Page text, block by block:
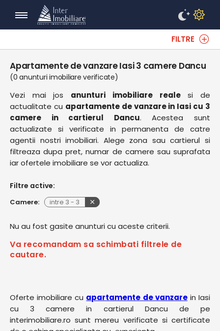
FILTRE
Apartamente de vanzare Iasi 3 camere Dancu
(0 anunturi imobiliare verificate)
Vezi mai jos anunturi imobiliare realesi de
actualitate cu apartamente de vanzare in Iasi cu 3
camere in cartierul Dancu. Acestea sunt
actualizate si verificate in permanenta de catre
agentii nostri imobiliari. Alege zona sau cartierul si
filtreaza dupa pret, numar de camere sau suprafata
iar ofertele imobiliare se vor actualiza.
Filtre active:
Camere: intre 3 - 3
Nu au fost gasite anunturi cu aceste criterii.
Va recomandam sa schimbati filtrele de
cautare.
Oferte imobiliare cu apartamente de vanzarein Iasi
cu 3 camere in cartierul Dancu de pe
interimobiliare.ro sunt mereu verificate si certificate